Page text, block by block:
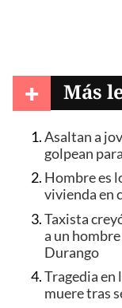
+ Más
Asaltan a
golpean
Hombre es
vivienda en
Taxista
a un
Durango
Tragedia en
muere tras